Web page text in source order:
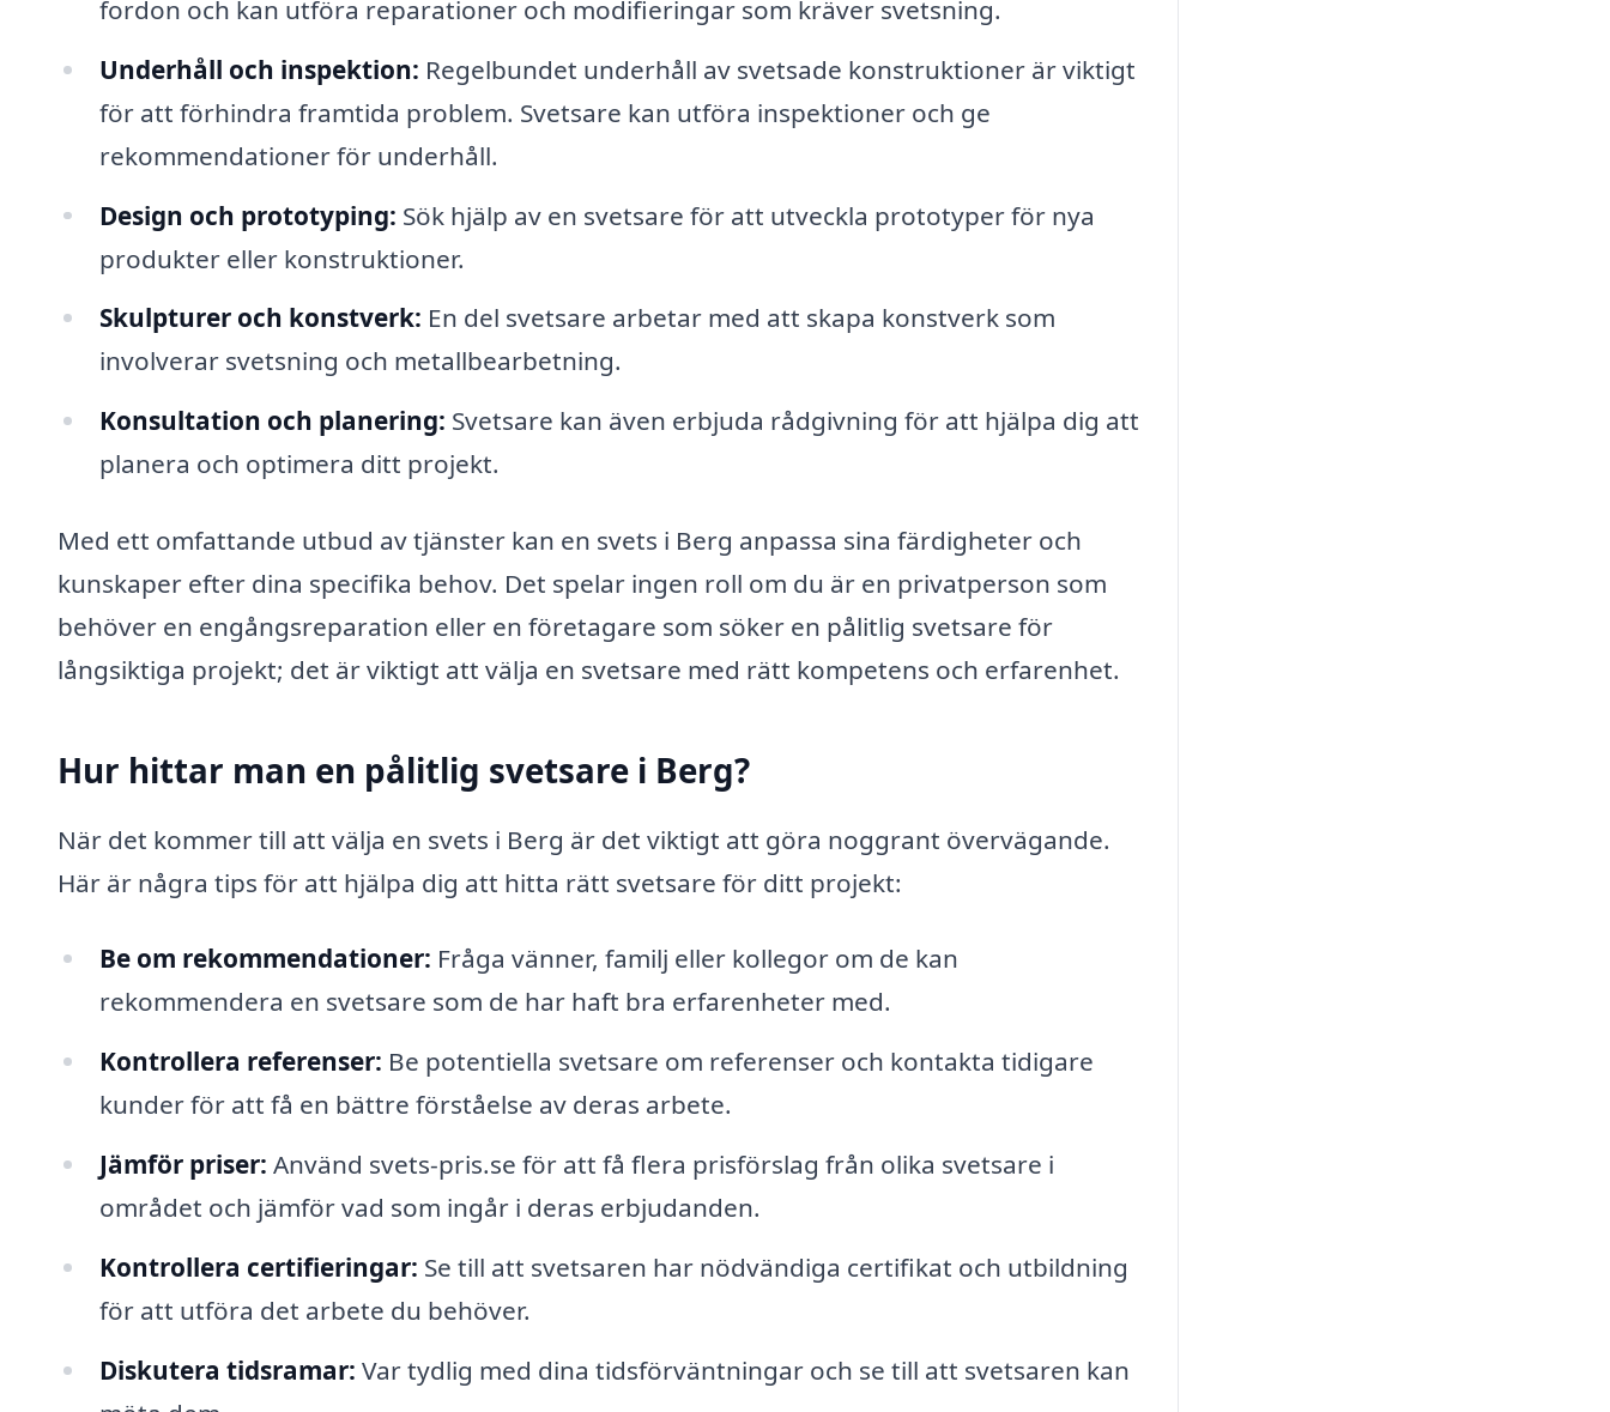
fordon och kan utföra reparationer och modifieringar som kräver svetsning.
Underhåll och inspektion: Regelbundet underhåll av svetsade konstruktioner är viktigt
för att förhindra framtida problem. Svetsare kan utföra inspektioner och ge
rekommendationer för underhåll.
Design och prototyping: Sök hjälp av en svetsare för att utveckla prototyper för nya
produkter eller konstruktioner.
Skulpturer och konstverk: En del svetsare arbetar med att skapa konstverk som
involverar svetsning och metallbearbetning.
Konsultation och planering: Svetsare kan även erbjuda rådgivning för att hjälpa dig att
planera och optimera ditt projekt.
Med ett omfattande utbud av tjänster kan en svets i Berg anpassa sina färdigheter och
kunskaper efter dina specifika behov. Det spelar ingen roll om du är en privatperson som
behöver en engångsreparation eller en företagare som söker en pålitlig svetsare för
långsiktiga projekt; det är viktigt att välja en svetsare med rätt kompetens och erfarenhet.
Hur hittar man en pålitlig svetsare i Berg?
När det kommer till att välja en svets i Berg är det viktigt att göra noggrant övervägande.
Här är några tips för att hjälpa dig att hitta rätt svetsare för ditt projekt:
Be om rekommendationer: Fråga vänner, familj eller kollegor om de kan
rekommendera en svetsare som de har haft bra erfarenheter med.
Kontrollera referenser: Be potentiella svetsare om referenser och kontakta tidigare
kunder för att få en bättre förståelse av deras arbete.
Jämför priser: Använd svets-pris.se för att få flera prisförslag från olika svetsare i
området och jämför vad som ingår i deras erbjudanden.
Kontrollera certifieringar: Se till att svetsaren har nödvändiga certifikat och utbildning
för att utföra det arbete du behöver.
Diskutera tidsramar: Var tydlig med dina tidsförväntningar och se till att svetsaren kan